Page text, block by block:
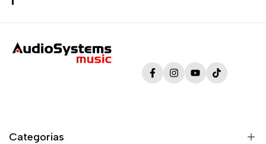
FacebookInstagramYouTubeTikTok
Categorias